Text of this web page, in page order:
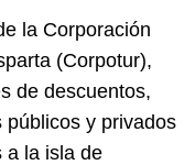
la Corporación
(Corpotur),
de descuentos,
públicos y privados
a la isla de